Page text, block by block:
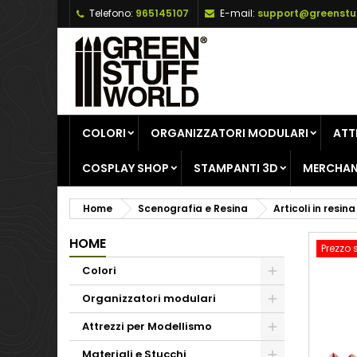
Telefono: 965145107 E-mail:
COLORI ORGANIZZATORI MODULARI
COSPLAY SHOP STAMPANTI 3D
Home Scenografia e Resina Articoli in resina
HOME
Colori
Organizzatori modulari
Attrezzi per Modellismo